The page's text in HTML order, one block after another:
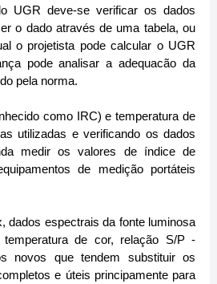
UGR deve-se verificar os dados
o dado através de uma tabela, ou
o projetista pode calcular o UGR
pode analisar a adequacão da
pela norma.
como IRC) e temperatura de
utilizadas e verificando os dados
medir os valores de índice de
de medição portáteis
dados espectrais da fonte luminosa
de cor, relação S/P -
novos que tendem substituir os
e úteis principamente para